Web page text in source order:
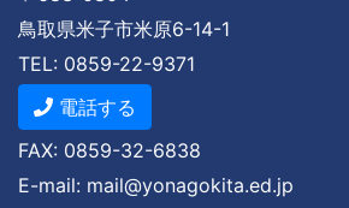
鳥取県米子市米原6-14-1
TEL: 0859-22-9371
電話する
FAX: 0859-32-6838
E-mail: mail@yonagokita.ed.jp